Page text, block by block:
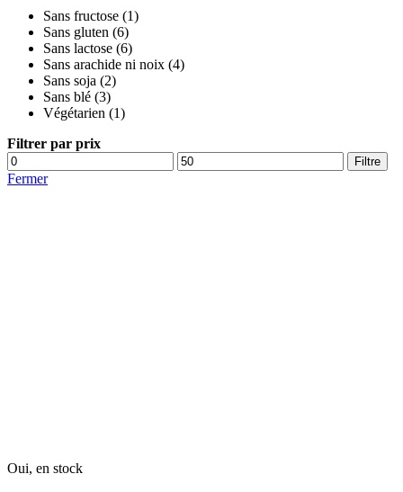
Sans fructose (1)
Sans gluten (6)
Sans lactose (6)
Sans arachide ni noix (4)
Sans soja (2)
Sans blé (3)
Végétarien (1)
Filtrer par prix
Prix
mini
Prix
max
Filtre
Fermer
Oui, en stock